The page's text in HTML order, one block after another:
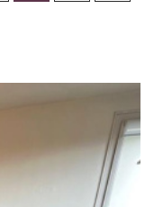
+ de critères